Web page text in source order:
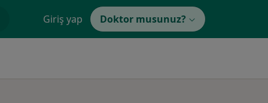
Giriş yap Doktor musunuz?